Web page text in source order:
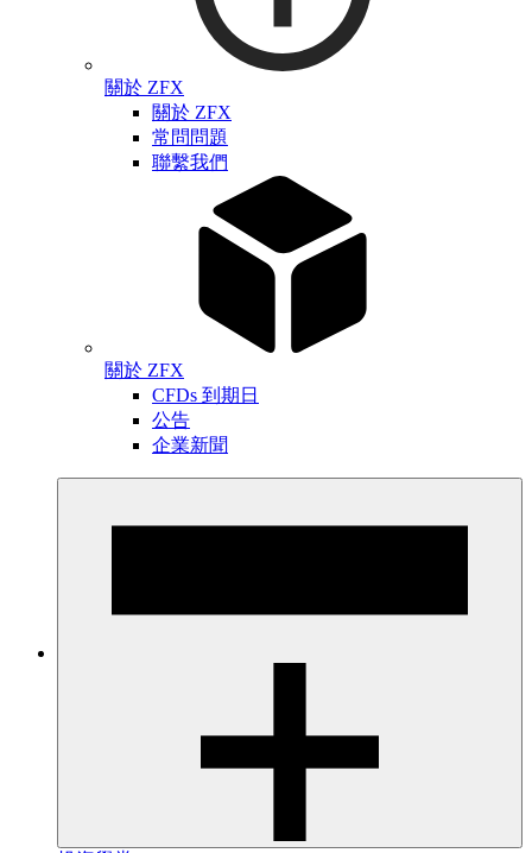
關於 ZFX
關於 ZFX
常問問題
聯繫我們
關於 ZFX
CFDs 到期日
公告
企業新聞